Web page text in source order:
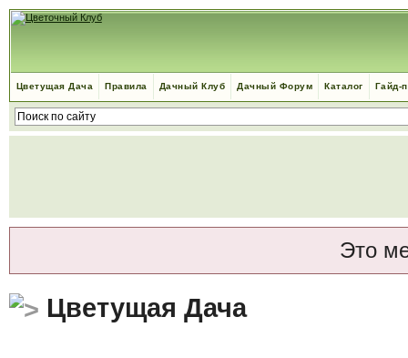
Цветущая Дача Правила Дачный Клуб Дачный Форум Каталог Гайд-
Это
Цветущая Дача